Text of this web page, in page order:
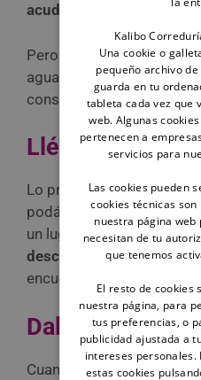
acudir al veterinario es
Pero si realmente ha
agua, entonces bastará
consejos:
Llévalo a un
Lo primero que tienes
podáis tranquilizaros es
un lugar con sombra. Así
descansar
y tú podrás
encuentra bien.
Dale agua dulce
Cuando ya esté relajado
Kalibo
Una cookie o
pequeño archivo
guarda en tu
tableta cada vez que
web. Algunas
pertenecen a
servicios para
Las cookies pueden
cookies técnicas
nuestra página web
necesitan de tu
que tenemos
El resto de cookies
nuestra página, para
tus preferencias, o
publicidad ajustada a
intereses personales.
estas cookies